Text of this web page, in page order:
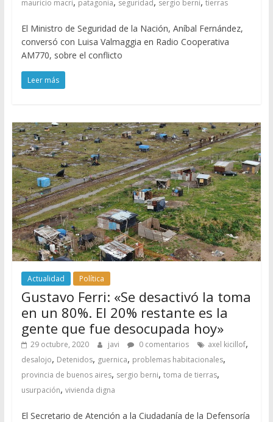
mauricio macri patagonia seguridad sergio berni tierras
El Ministro de Seguridad de la Nación, Aníbal Fernández,
conversó con Luisa Valmaggia en Radio Cooperativa
AM770, sobre el conflicto
Leer más
Actualidad Política
Gustavo Ferri: «Se desactivó la toma
en un 80%. El 20% restante es la
gente que fue desocupada hoy»
29 octubre, 2020 javi 0 comentarios axel kicillof,
desalojo, Detenidos, guernica, problemas habitacionales,
provincia de buenos aires, sergio berni, toma de tierras,
usurpación, vivienda digna
El Secretario de Atención a la Ciudadanía de la Defensoría